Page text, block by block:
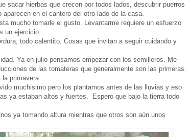
sacar hierbas que crecen por todos lados, descubrir puerros
en el cantero del otro lado de la casa.
mucho tomarle el gusto. Levantarme requiere un esfuerzo
un ejercicio.
todo calentito. Cosas que invitan a seguir cuidando y
Ya en julio pensamos empezar con los semilleros. Me
de las tomateras que generalmente son las primeras.
la primavera.
muchisimo pero los plantamos antes de las lluvias y eso
ya estaban altos y fuertes. Espero que bajo la tierra todo
ya tomando altura mientras que otros son aún unos